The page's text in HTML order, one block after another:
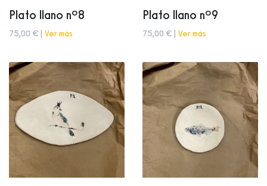
Plato llano nº8
75,00 € | Ver más
Plato llano nº9
75,00 € | Ver más